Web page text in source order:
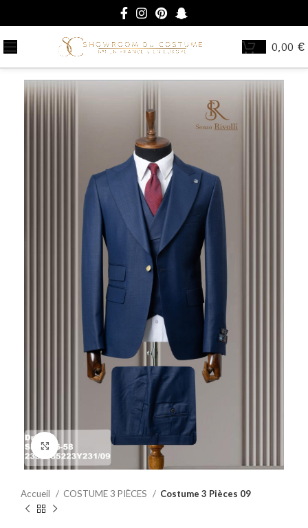
0,00 €
Agrandir
Accueil COSTUME 3 PIÈCES Costume 3 Pièces 09